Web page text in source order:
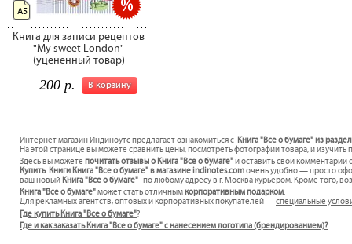
Книга для записи рецептов
"My sweet London"
(уцененный товар)
В корзину
200 р.
А5
Интернет магазин Индиноутс предлагает ознакомиться с Книга "Все о бумаге" из
На этой странице вы можете сравнить цены, посмотреть фотографии товара, и
Здесь вы можете почитать отзывы о Книга "Все о бумаге"и оставить свои комментарии
Купить Книги Книга "Все о бумаге" в магазине indinotes.comочень удобно — просто
ваш новый Книга "Все о бумаге" по любому адресу в г. Москва курьером. Кроме того,
Книга "Все о бумаге"может стать отличным корпоративным подарком.
Для рекламных агентств, оптовых и корпоративных покупателей —специальные
Где купить Книга "Все о бумаге"?
Где и как заказать Книга "Все о бумаге" с нанесением логотипа (брендированием)?